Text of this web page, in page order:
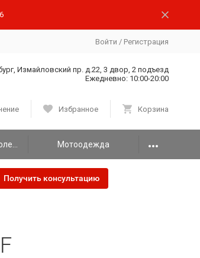
Войти / Регистрация
Измайловский пр. д.22, 3 двор, 2 подъезд
Ежедневно: 10:00-20:00
Избранное Корзина
Мотоодежда
Получить консультацию